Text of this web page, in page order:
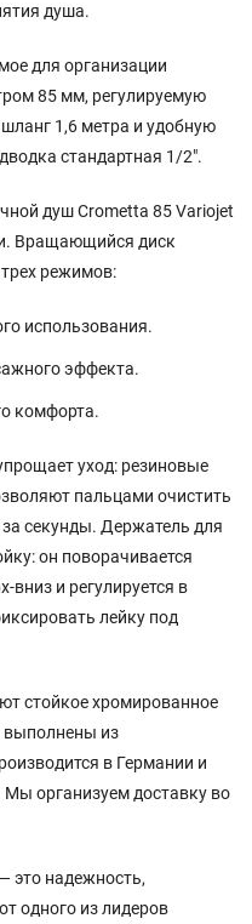
душа.
для организации
85 мм, регулируемую
1,6 метра и удобную
стандартная 1/2".
душ Crometta 85 Variojet
Вращающийся диск
режимов:
использования.
эффекта.
комфорта.
уход: резиновые
пальцами очистить
секунды. Держатель для
он поворачивается
вниз и регулируется в
лейку под
стойкое хромированное
выполнены из
в Германии и
организуем доставку во
это надежность,
одного из лидеров